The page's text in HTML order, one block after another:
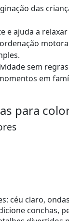
das
e ajuda a
sem
em
para
céu claro,
conchas,